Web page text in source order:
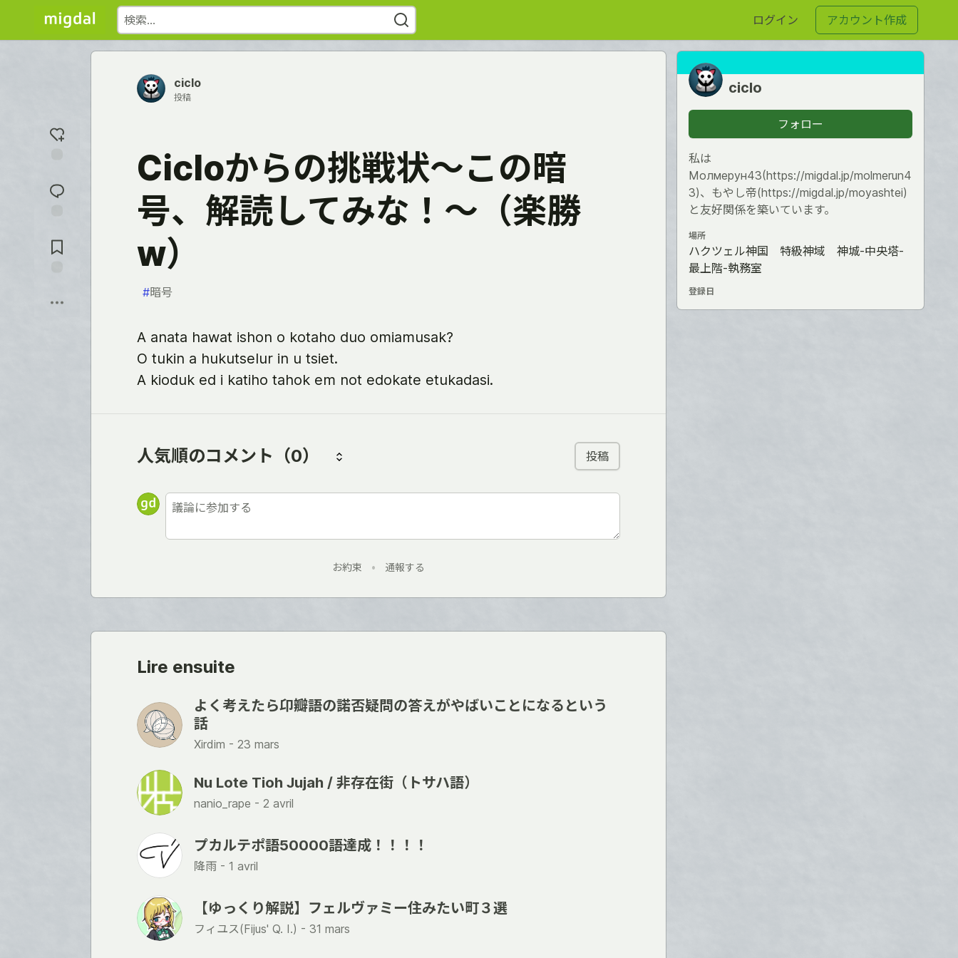
ログイン アカウント作成
応
を
メ
ン
ぶ
存
ciclo
投稿
Cicloからの挑戦状〜この暗
号、解読してみな！〜（楽勝
w）
#暗号
A anata hawat ishon o kotaho duo omiamusak?
O tukin a hukutselur in u tsiet.
A kioduk ed i katiho tahok em not edokate etukadasi.
人気順のコメント （0） 投稿
お約束 • 通報する
Lire ensuite
よく考えたら卬瓣語の諾否疑問の答えがやばいことになるという
話
Xirdim - 23 mars
Nu Lote Tioh Jujah / 非存在街（トサハ語）
nanio_rape - 2 avril
プカルテポ語50000語達成！！！！
降雨 - 1 avril
【ゆっくり解説】フェルヴァミー住みたい町３選
フィユス(Fijus' Q. I.) - 31 mars
ciclo
フォロー
私は
Молмерун43(https://migdal.jp/molmerun4
3)、もやし帝(https://migdal.jp/moyashtei)
と友好関係を築いています。
場所
ハクツェル神国 特級神域 神城-中央塔-
最上階-執務室
登録日